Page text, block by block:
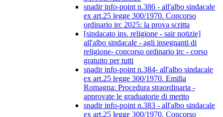
snadir info-point n.386 - all'albo sindacale
ex art.25 legge 300/1970. Concorso
ordinario irc 2025: la prova scritta
[sindacato ins. religione - sair notizie]
all'albo sindacale - agli insegnanti di
religione- concorso ordinario irc - corso
gratuito per tutti
snadir info-point n.384- all'albo sindacale
ex art.25 legge 300/1970. Emilia
Romagna: Procedura straordinaria -
approvate le graduatorie di merito
snadir info-point n.383 - all'albo sindacale
ex art.25 legge 300/1970. Concorso